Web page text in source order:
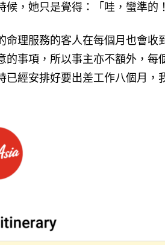
候，她只是覺得：「哇，蠻準的
命理服務的客人在每個月也會
的事項，所以事主亦不額外，
已經安排好要出差工作八個月，